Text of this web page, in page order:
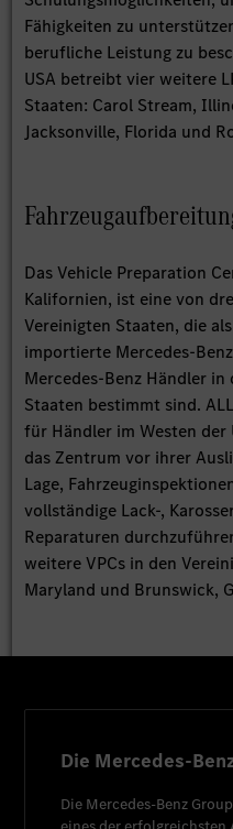
Fähigkeiten zu
berufliche Leistung zu
USA betreibt vier weitere
Staaten: Carol Stream,
Jacksonville, Florida und
Das Vehicle Preparation
Kalifornien, ist eine von
Vereinigten Staaten, die
importierte Mercedes-
Mercedes-Benz Händler
Staaten bestimmt sind.
für Händler im Westen der
das Zentrum vor ihrer
Lage,
vollständige Lack-,
Reparaturen
weitere VPCs in den
Maryland und Brunswick,
Die Mercedes-
Die Mercedes-Benz